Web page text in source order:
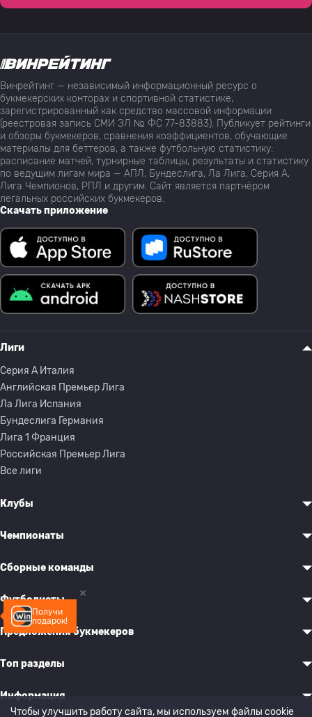
Получи
подарок!
Винрейтинг — независимый информационный ресурс о
букмекерских конторах и спортивной статистике,
зарегистрированный как средство массовой информации
(реестровая запись СМИ ЭЛ № ФС 77-83883). Публикует рейтинги
и обзоры букмекеров, сравнения коэффициентов, обучающие
материалы для беттеров, а также футбольную статистику:
расписание матчей, турнирные таблицы, результаты и статистику
по ведущим лигам мира — АПЛ, Бундеслига, Ла Лига, Серия А,
Лига Чемпионов, РПЛ и другим. Сайт является партнёром
легальных российских букмекеров.
Скачать приложение
Лиги
Серия A Италия
Английская Премьер Лига
Ла Лига Испания
Бундеслига Германия
Лига 1 Франция
Российская Премьер Лига
Все лиги
Клубы
Чемпионаты
Сборные команды
Футболисты
Предложения букмекеров
Топ разделы
Информация
Чтобы улучшить работу сайта, мы используем файлы cookie